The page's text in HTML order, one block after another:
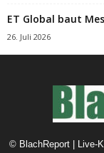
ET Global baut
26. Juli 2026
© BlachReport | Live-